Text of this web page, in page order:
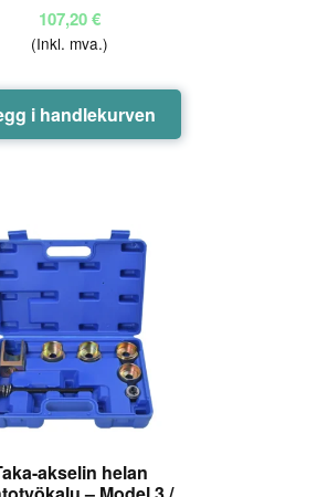
107,20€
(Inkl. mva.)
i handlekurven
akselin helan